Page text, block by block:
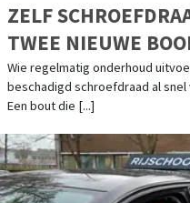
ZELF
TWEE NIEUWE
BOOTONDERHOUD
Wie regelmatig onderhoud
beschadigd schroefdraad al
Een bout die [...]